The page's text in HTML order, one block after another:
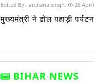
Edited By: archana singh, 26
मुख्यमंत्री ने ढोल पहाड़ी
BIHAR NEWS